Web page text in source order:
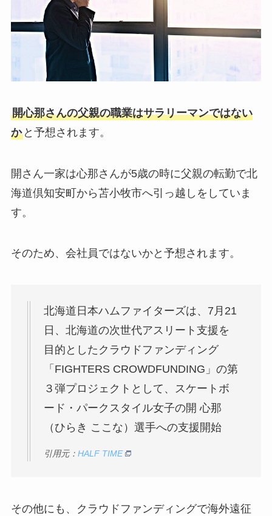
開心那さんの父親の職業はサラリーマンではない
かと予想されます。
開さん一家は心那さんが5歳の時に父親の転勤で北
海道倶知安町から苫小牧市へ引っ越しをしていま
す。
そのため、会社員ではないかと予想されます。
北海道日本ハムファイターズは、7月21
日、北海道の次世代アスリート支援を
目的としたクラウドファンディング
「FIGHTERS CROWDFUNDING」の第
３弾プロジェクトとして、スケートボ
ード・パークスタイル女子の開 心那
（ひらき ここな）選手への支援開始
引用元： HALF TIME
その他にも、クラウドファンディングで海外遠征